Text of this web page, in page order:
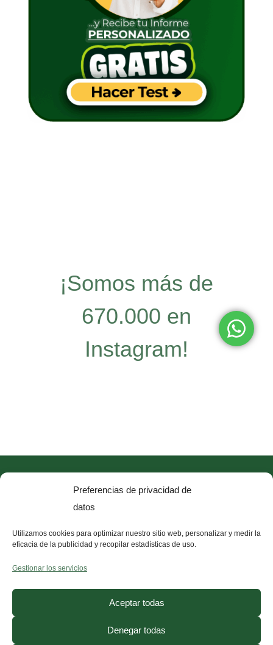
Preferencias de privacidad de
datos
Utilizamos cookies para optimizar nuestro sitio web, personalizar y medir la
eficacia de la publicidad y recopilar estadísticas de uso.
Gestionar los servicios
Aceptar todas
Denegar todas
¡Somos más de
670.000 en
Instagram!
tu salud y bienestar físico y mental a través de una
dieta antiinflamatoria
antiinflamatorio D.R.A.C. Únete y empieza el
cambio.